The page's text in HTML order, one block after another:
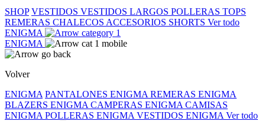
SHOP VESTIDOS VESTIDOS LARGOS POLLERAS TOPS
REMERAS CHALECOS ACCESORIOS SHORTS Ver todo
ENIGMA
ENIGMA
Volver
ENIGMA PANTALONES ENIGMA REMERAS ENIGMA
BLAZERS ENIGMA CAMPERAS ENIGMA CAMISAS
ENIGMA POLLERAS ENIGMA VESTIDOS ENIGMA Ver todo